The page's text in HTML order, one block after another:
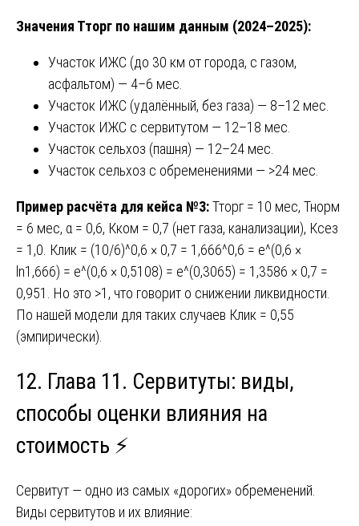
Значения Тторг по нашим данным (2024–2025):
Участок ИЖС (до 30 км от города, с газом,
асфальтом) — 4–6 мес.
Участок ИЖС (удалённый, без газа) — 8–12 мес.
Участок ИЖС с сервитутом — 12–18 мес.
Участок сельхоз (пашня) — 12–24 мес.
Участок сельхоз с обременениями — >24 мес.
Пример расчёта для кейса №3:Тторг = 10 мес, Тнорм
= 6 мес, α = 0,6, Кком = 0,7 (нет газа, канализации), Ксез
= 1,0. Клик = (10/6)^0,6 × 0,7 = 1,666^0,6 = e^(0,6 ×
ln1,666) = e^(0,6 × 0,5108) = e^(0,3065) = 1,3586 × 0,7 =
0,951. Но это >1, что говорит о снижении ликвидности.
По нашей модели для таких случаев Клик = 0,55
(эмпирически).
12. Глава 11. Сервитуты: виды,
способы оценки влияния на
стоимость ⚡
Сервитут — одно из самых «дорогих» обременений.
Виды сервитутов и их влияние: